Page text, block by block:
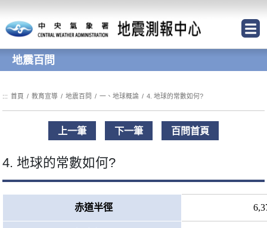
地震百問
::: 首頁 / 教育宣導 / 地震百問 / 一、地球概論 / 4. 地球的常數如何?
上一筆 下一筆 百問首頁
4. 地球的常數如何?
赤道半徑